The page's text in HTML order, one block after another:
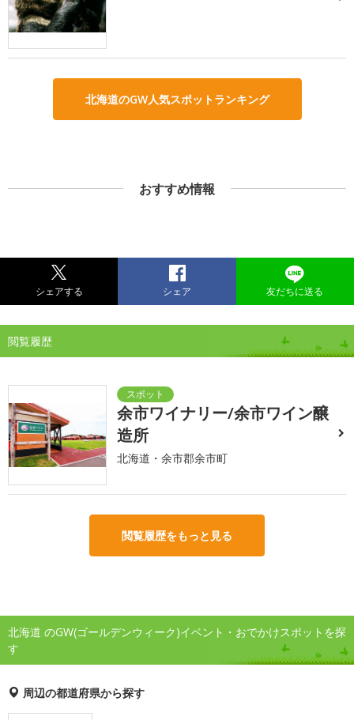
北海道のGW人気スポットランキング
おすすめ情報
シェアする シェア 友だちに送る
閲覧履歴
余市ワイナリー/余市ワイン醸
造所
北海道・余市郡余市町
閲覧履歴をもっと見る
北海道 のGW(ゴールデンウィーク)イベント・おでかけスポットを探
す
周辺の都道府県から探す